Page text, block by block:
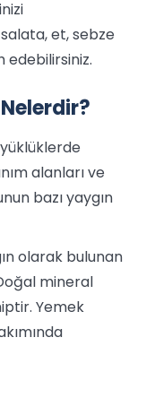
et, sebze
alanları ve
bazı yaygın
olarak bulunan
mineral
Yemek